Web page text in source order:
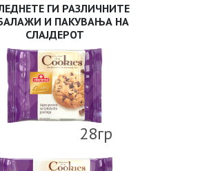
ГИ РАЗЛИЧНИТЕ
И ПАКУВАЊА НА
СЛАЈДЕРОТ
28гр